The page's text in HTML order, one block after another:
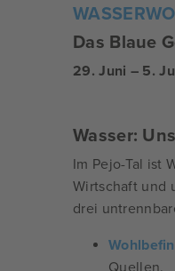
Das Blaue
29. Juni – 5.
Wasser:
Im Pejo-Tal ist
Wirtschaft und
drei
Quellen.